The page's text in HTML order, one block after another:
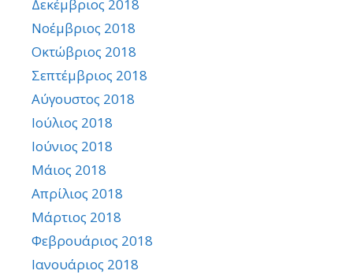
Δεκέμβριος 2018
Νοέμβριος 2018
Οκτώβριος 2018
Σεπτέμβριος 2018
Αύγουστος 2018
Ιούλιος 2018
Ιούνιος 2018
Μάιος 2018
Απρίλιος 2018
Μάρτιος 2018
Φεβρουάριος 2018
Ιανουάριος 2018